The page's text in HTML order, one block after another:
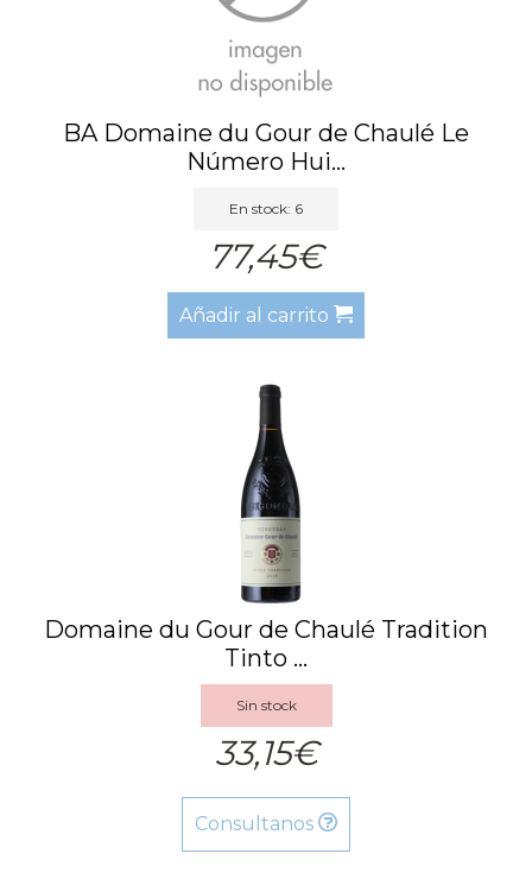
BA Domaine du Gour de Chaulé Le
Número Hui...
En stock: 6
77,45€
Añadir al carrito
Domaine du Gour de Chaulé Tradition
Tinto ...
Sin stock
33,15€
Consultanos